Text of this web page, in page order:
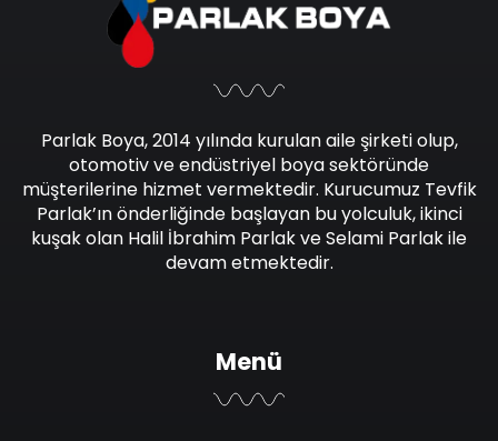
Parlak Boya, 2014 yılında kurulan aile şirketi olup,
otomotiv ve endüstriyel boya sektöründe
müşterilerine hizmet vermektedir. Kurucumuz Tevfik
Parlak’ın önderliğinde başlayan bu yolculuk, ikinci
kuşak olan Halil İbrahim Parlak ve Selami Parlak ile
devam etmektedir.
Menü